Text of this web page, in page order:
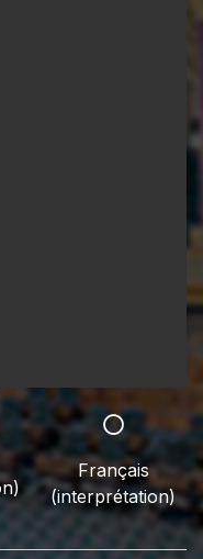
Français
(interprétation)